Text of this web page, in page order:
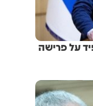
על פרישה